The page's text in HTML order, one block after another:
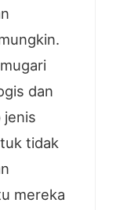
dan
jenis
tidak
mereka